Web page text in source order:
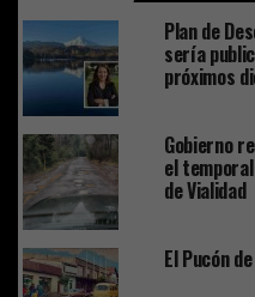
Plan de
sería
próximos
Gobierno
el
de Vialidad
El Pucón